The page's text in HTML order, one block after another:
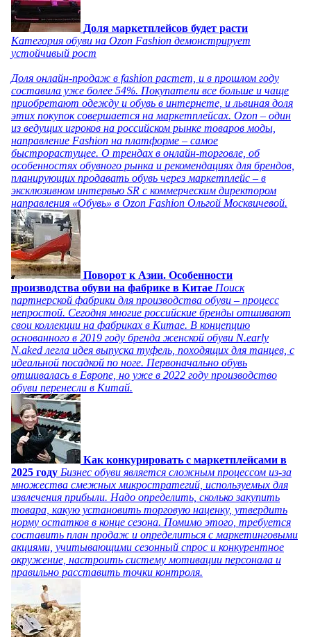
Доля маркетплейсов будет расти
Категория обуви на Ozon Fashion демонстрирует
устойчивый рост
Доля онлайн-продаж в fashion растет, и в прошлом году
составила уже более 54%. Покупатели все больше и чаще
приобретают одежду и обувь в интернете, и львиная доля
этих покупок совершается на маркетплейсах. Ozon – один
из ведущих игроков на российском рынке товаров моды,
направление Fashion на платформе – самое
быстрорастущее. О трендах в онлайн-торговле, об
особенностях обувного рынка и рекомендациях для брендов,
планирующих продавать обувь через маркетплейс – в
эксклюзивном интервью SR с коммерческим директором
направления «Обувь» в Ozon Fashion Ольгой Москвичевой.
Поворот к Азии. Особенности
производства обуви на фабрике в Китае Поиск
партнерской фабрики для производства обуви – процесс
непростой. Сегодня многие российские бренды отшивают
свои коллекции на фабриках в Китае. В концепцию
основанного в 2019 году бренда женской обуви N.early
N.aked легла идея выпуска туфель, походящих для танцев, с
идеальной посадкой по ноге. Первоначально обувь
отшивалась в Европе, но уже в 2022 году производство
обуви перенесли в Китай.
Как конкурировать с маркетплейсами в
2025 году Бизнес обуви является сложным процессом из-за
множества смежных микростратегий, используемых для
извлечения прибыли. Надо определить, сколько закупить
товара, какую установить торговую наценку, утвердить
норму остатков в конце сезона. Помимо этого, требуется
составить план продаж и определиться с маркетинговыми
акциями, учитывающими сезонный спрос и конкурентное
окружение, настроить систему мотивации персонала и
правильно расставить точки контроля.